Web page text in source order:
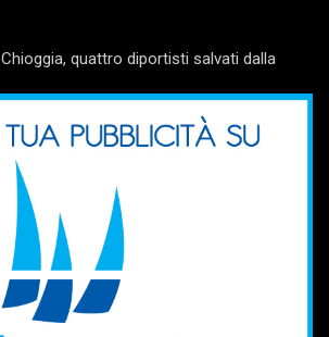
quattro diportisti salvati dalla